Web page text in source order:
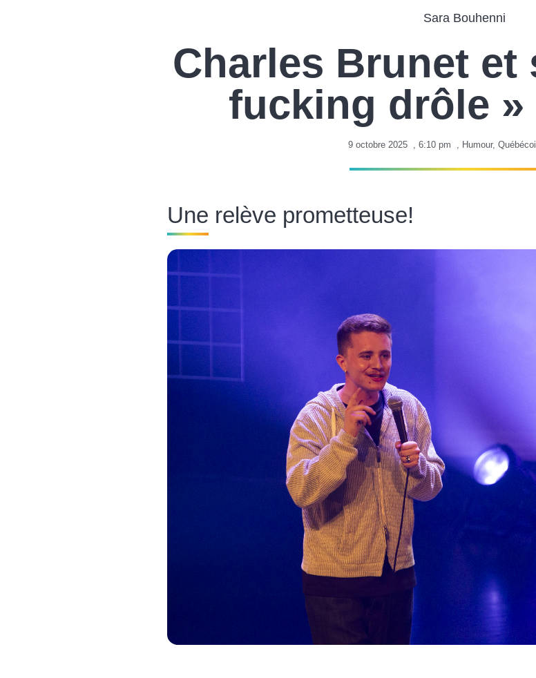
Sara Bouhenni
Charles Brunet et
fucking drôle »
9 octobre 2025 , 6:10 pm , Humour,
Une relève prometteuse!